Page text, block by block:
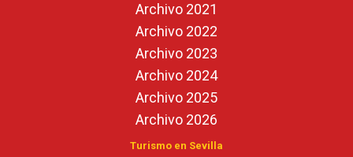
Archivo 2021
Archivo 2022
Archivo 2023
Archivo 2024
Archivo 2025
Archivo 2026
Turismo en Sevilla